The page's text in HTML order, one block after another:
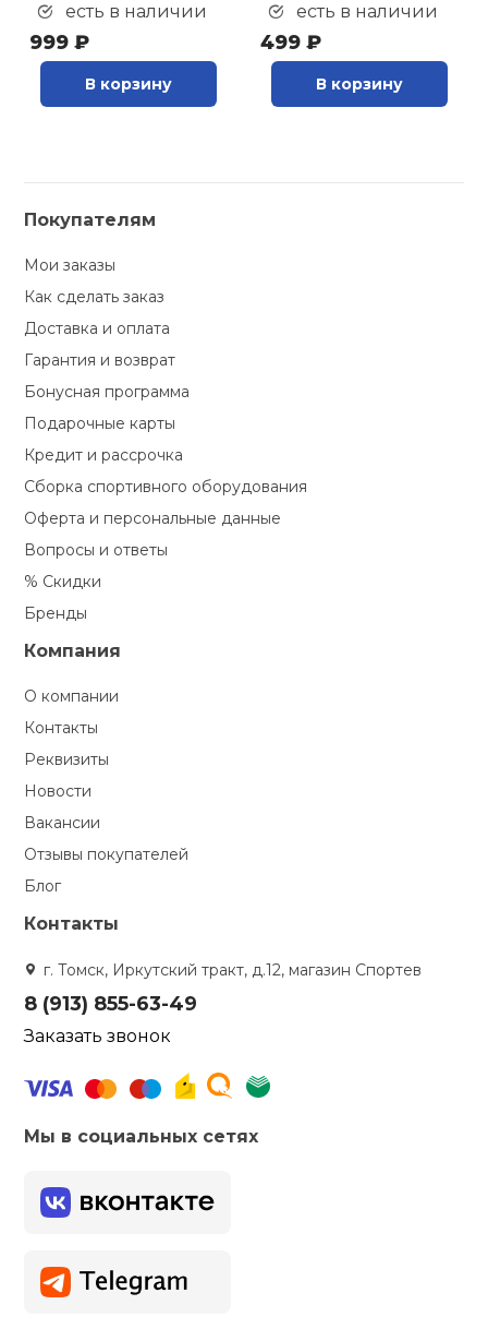
есть в наличии
999 ₽
В корзину
есть в наличии
499 ₽
В корзину
Покупателям
Мои заказы
Как сделать заказ
Доставка и оплата
Гарантия и возврат
Бонусная программа
Подарочные карты
Кредит и рассрочка
Сборка спортивного оборудования
Оферта и персональные данные
Вопросы и ответы
% Скидки
Бренды
Компания
О компании
Контакты
Реквизиты
Новости
Вакансии
Отзывы покупателей
Блог
Контакты
г. Томск, Иркутский тракт, д.12, магазин Спортев
8 (913) 855-63-49
Заказать звонок
Мы в социальных сетях